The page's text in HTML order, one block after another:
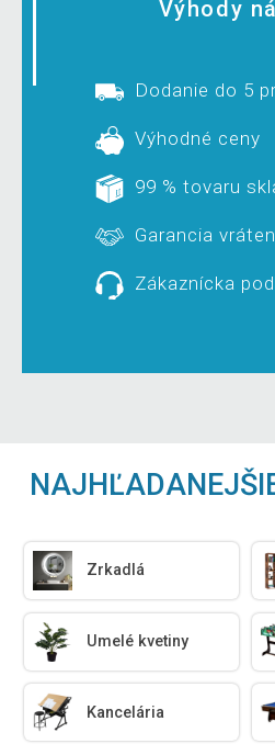
Výhody
Dodanie do 5
Výhodné ceny
99 % tovaru
Garancia
Zákaznícka
Zrkadlá
Umelé kvetiny
Kancelária